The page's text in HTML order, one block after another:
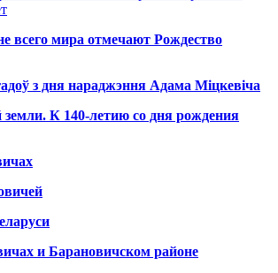
всего мира отмечают Рождество
з дня нараджэння Адама Міцкевіча
земли. К 140-летию со дня рождения
и Барановичском районе